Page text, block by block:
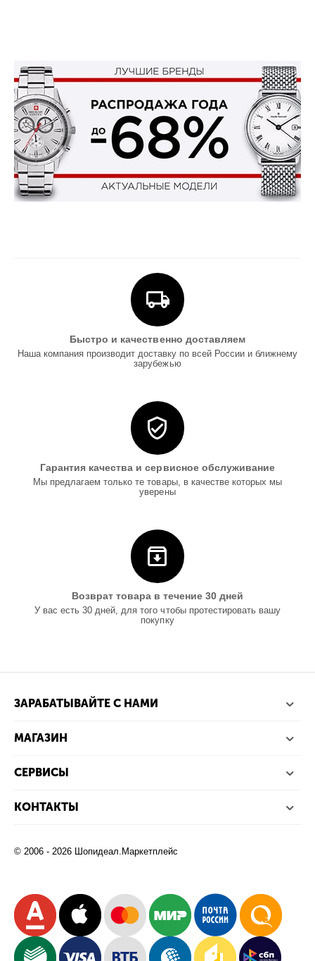
Быстро и качественно доставляем
Наша компания производит доставку по всей России и ближнему
зарубежью
Гарантия качества и сервисное обслуживание
Мы предлагаем только те товары, в качестве которых мы
уверены
Возврат товара в течение 30 дней
У вас есть 30 дней, для того чтобы протестировать вашу
покупку
ЗАРАБАТЫВАЙТЕ С НАМИ
МАГАЗИН
СЕРВИСЫ
КОНТАКТЫ
© 2006 - 2026 Шопидеал.Маркетплейс